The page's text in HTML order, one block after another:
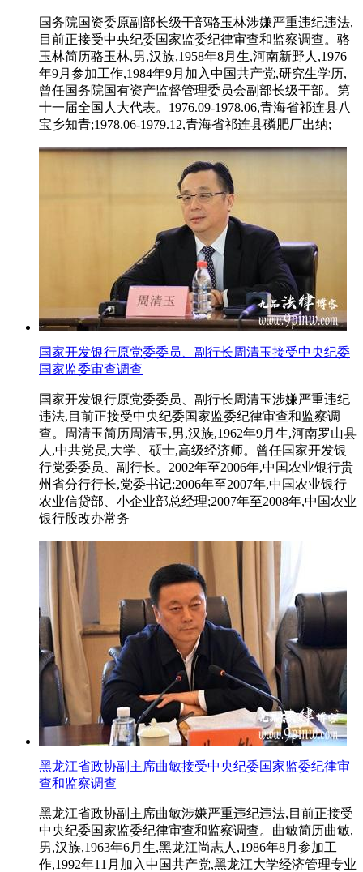
国务院国资委原副部长级干部骆玉林涉嫌严重违纪违法,
目前正接受中央纪委国家监委纪律审查和监察调查。骆
玉林简历骆玉林,男,汉族,1958年8月生,河南新野人,1976
年9月参加工作,1984年9月加入中国共产党,研究生学历,
曾任国务院国有资产监督管理委员会副部长级干部。第
十一届全国人大代表。1976.09-1978.06,青海省祁连县八
宝乡知青;1978.06-1979.12,青海省祁连县磷肥厂出纳;
国家开发银行原党委委员、副行长周清玉接受中央纪委
国家监委审查调查
国家开发银行原党委委员、副行长周清玉涉嫌严重违纪
违法,目前正接受中央纪委国家监委纪律审查和监察调
查。周清玉简历周清玉,男,汉族,1962年9月生,河南罗山县
人,中共党员,大学、硕士,高级经济师。曾任国家开发银
行党委委员、副行长。2002年至2006年,中国农业银行贵
州省分行行长,党委书记;2006年至2007年,中国农业银行
农业信贷部、小企业部总经理;2007年至2008年,中国农业
银行股改办常务
黑龙江省政协副主席曲敏接受中央纪委国家监委纪律审
查和监察调查
黑龙江省政协副主席曲敏涉嫌严重违纪违法,目前正接受
中央纪委国家监委纪律审查和监察调查。曲敏简历曲敏,
男,汉族,1963年6月生,黑龙江尚志人,1986年8月参加工
作,1992年11月加入中国共产党,黑龙江大学经济管理专业